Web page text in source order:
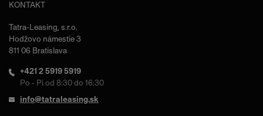
KONTAKT
Tatra-Leasing, s.r.o.
Hodžovo námestie 3
811 06 Bratislava
+421 2 5919 5919
Po - Pi od 8:30 do 16:30
info@tatraleasing.sk